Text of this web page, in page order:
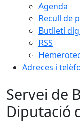
Agenda
Recull de
Butlletí
RSS
Adreces i
Servei de
Diputació